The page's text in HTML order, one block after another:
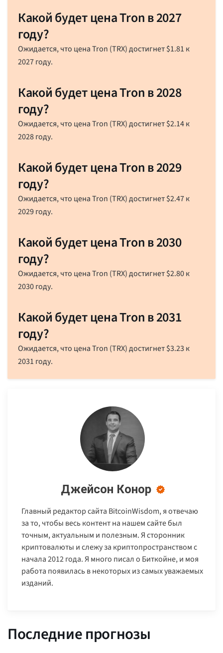
Какой будет цена Tron в 2027
году?
Ожидается, что цена Tron (TRX) достигнет$1.81 к
2027 году.
Какой будет цена Tron в 2028
году?
Ожидается, что цена Tron (TRX) достигнет$2.14к
2028 году.
Какой будет цена Tron в 2029
году?
Ожидается, что цена Tron (TRX) достигнет$2.47к
2029 году.
Какой будет цена Tron в 2030
году?
Ожидается, что цена Tron (TRX) достигнет$2.80к
2030 году.
Какой будет цена Tron в 2031
году?
Ожидается, что цена Tron (TRX) достигнет$3.23 к
2031 году.
Джейсон Конор
Главный редактор сайта BitcoinWisdom, я отвечаю
за то, чтобы весь контент на нашем сайте был
точным, актуальным и полезным. Я сторонник
криптовалюты и слежу за криптопространством с
начала 2012 года. Я много писал о Биткойне, и моя
работа появилась в некоторых из самых уважаемых
изданий.
Последние прогнозы